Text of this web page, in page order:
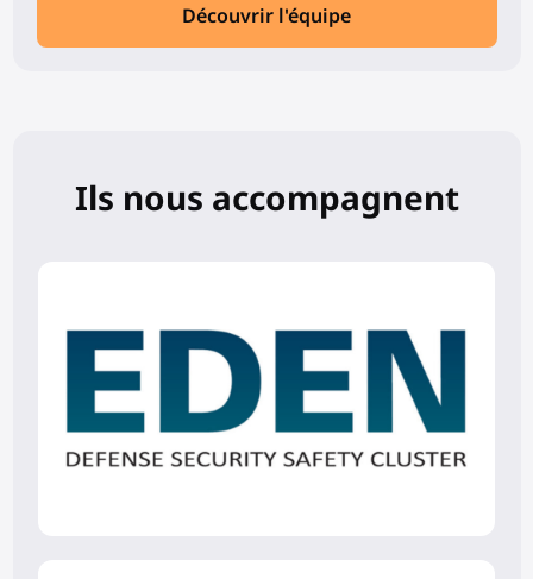
Découvrir l'équipe
Ils nous accompagnent